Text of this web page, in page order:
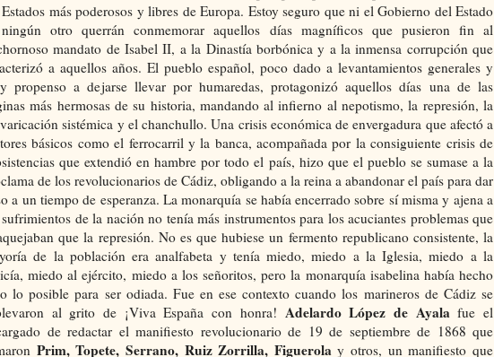
más poderosos y libres de Europa. Estoy seguro que ni el Gobierno del Estado
otro querrán conmemorar aquellos días magníficos que pusieron fin al
mandato de Isabel II, a la Dinastía borbónica y a la inmensa corrupción que
a aquellos años. El pueblo español, poco dado a levantamientos generales y
propenso a dejarse llevar por humaredas, protagonizó aquellos días una de las
más hermosas de su historia, mandando al infierno al nepotismo, la represión, la
sistémica y el chanchullo. Una crisis económica de envergadura que afectó a
básicos como el ferrocarril y la banca, acompañada por la consiguiente crisis de
que extendió en hambre por todo el país, hizo que el pueblo se sumase a la
de los revolucionarios de Cádiz, obligando a la reina a abandonar el país para dar
a un tiempo de esperanza. La monarquía se había encerrado sobre sí misma y ajena a
de la nación no tenía más instrumentos para los acuciantes problemas que
que la represión. No es que hubiese un fermento republicano consistente, la
de la población era analfabeta y tenía miedo, miedo a la Iglesia, miedo a la
miedo al ejército, miedo a los señoritos, pero la monarquía isabelina había hecho
lo posible para ser odiada. Fue en ese contexto cuando los marineros de Cádiz se
al grito de ¡Viva España con honra! Adelardo López de Ayalafue el
de redactar el manifiesto revolucionario de 19 de septiembre de 1868 que
Prim, Topete, Serrano, Ruiz Zorrilla, Figuerolay otros, un manifiesto que